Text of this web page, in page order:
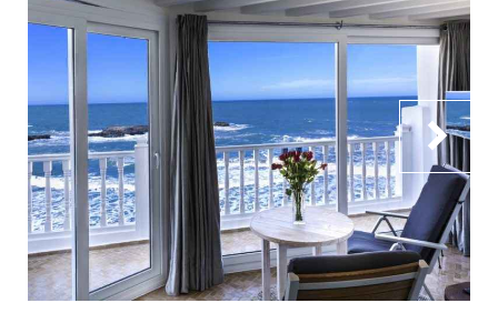
chevron_right